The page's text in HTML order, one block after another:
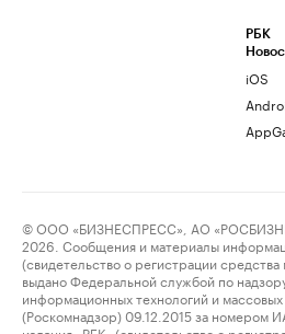
РБК
iOS
© ООО «БИЗНЕСПРЕСС», АО
2026. Сообщения и материалы
(свидетельство о регистрации
выдано Федеральной службой по
информационных технологий и
(Роскомнадзор) 09.12.2015 за номером